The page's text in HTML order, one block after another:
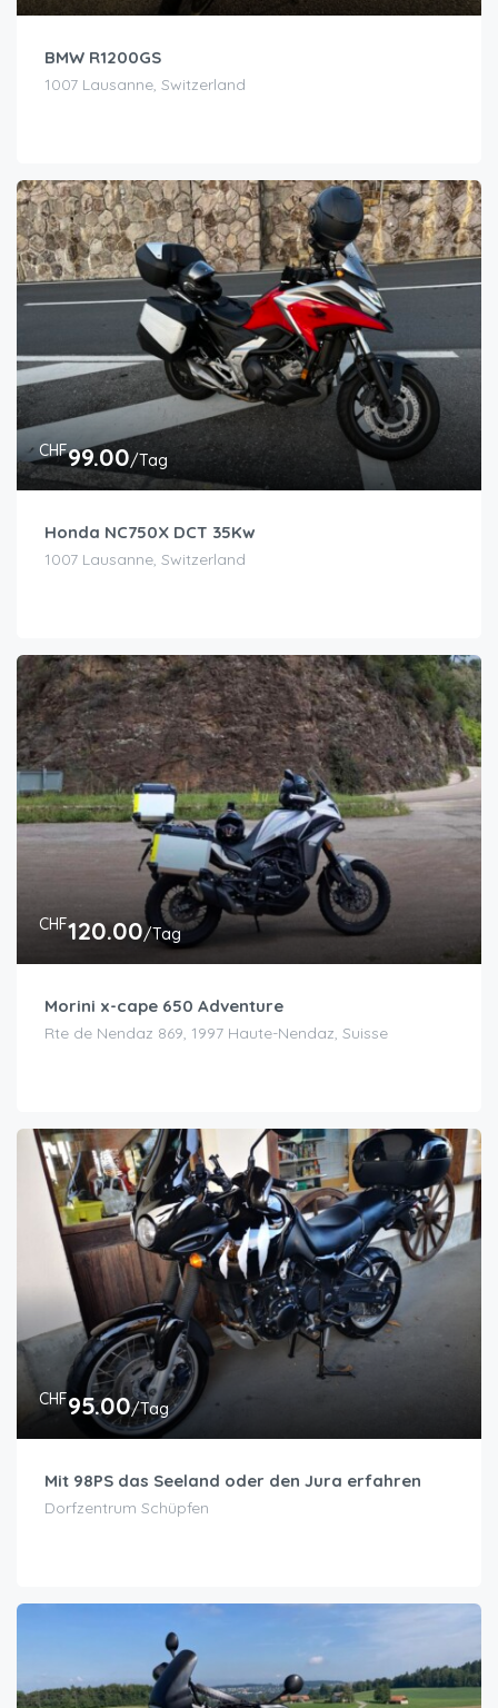
BMW R1200GS
1007 Lausanne, Switzerland
CHF99.00/Tag
Honda NC750X DCT 35Kw
1007 Lausanne, Switzerland
CHF120.00/Tag
Morini x-cape 650 Adventure
Rte de Nendaz 869, 1997 Haute-Nendaz, Suisse
CHF95.00/Tag
Mit 98PS das Seeland oder den Jura erfahren
Dorfzentrum Schüpfen